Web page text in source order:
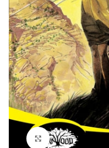
Klikni da povečaš